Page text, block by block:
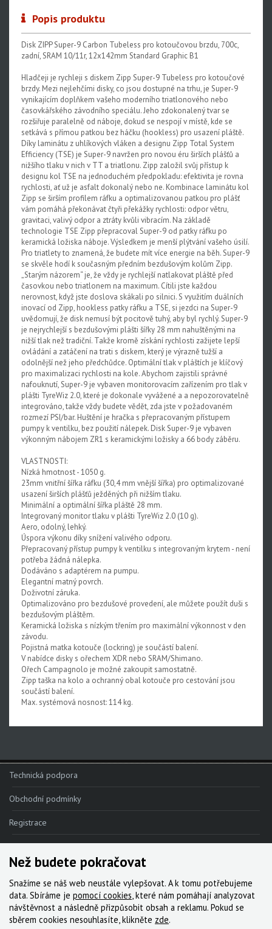
Popis produktu
Disk ZIPP Super-9 Carbon Tubeless pro kotoučovou brzdu, 700c,
zadní, SRAM 10/11r, 12x142mm Standard Graphic B1
Hladčeji je rychleji s diskem Zipp Super-9 Tubeless pro kotoučové
brzdy. Mezi nejlehčími disky, co jsou dostupné na trhu, je Super-9
vynikajícím doplňkem vašeho moderního triatlonového nebo
časovkářského závodního speciálu. Jeho zdokonalený tvar se
rozšiřuje paralelně od náboje, dokud se nespojí v místě, kde se
setkává s přímou patkou bez háčku (hookless) pro usazení pláště.
Díky laminátu z uhlíkových vláken a designu Zipp Total System
Efficiency (TSE) je Super-9 navržen pro novou éru širších plášťů a
nižšího tlaku v nich v TT a triatlonu. Zipp založil svůj přístup k
designu kol TSE na jednoduchém předpokladu: efektivita je rovna
rychlosti, ať už je asfalt dokonalý nebo ne. Kombinace laminátu kol
Zipp se širším profilem ráfku a optimalizovanou patkou pro plášť
vám pomáhá překonávat čtyři překážky rychlosti: odpor větru,
gravitaci, valivý odpor a ztráty kvůli vibracím. Na základě
technologie TSE Zipp přepracoval Super-9 od patky ráfku po
keramická ložiska náboje. Výsledkem je menší plýtvání vašeho úsilí.
Pro triatlety to znamená, že budete mít více energie na běh. Super-9
se skvěle hodí k současným předním bezdušovým kolům Zipp.
„Starým názorem“ je, že vždy je rychlejší natlakovat pláště před
časovkou nebo triatlonem na maximum. Cítili jste každou
nerovnost, když jste doslova skákali po silnici. S využitím duálních
inovací od Zipp, hookless patky ráfku a TSE, si jezdci na Super-9
uvědomují, že disk nemusí být pocitově tuhý, aby byl rychlý. Super-9
je nejrychlejší s bezdušovými plášti šířky 28 mm nahuštěnými na
nižší tlak než tradiční. Takže kromě získání rychlosti zažijete lepší
ovládání a zatáčení na trati s diskem, který je výrazně tužší a
odolnější než jeho předchůdce. Optimální tlak v pláštích je klíčový
pro maximalizaci rychlosti na kole. Abychom zajistili správné
nafouknutí, Super-9 je vybaven monitorovacím zařízením pro tlak v
plášti TyreWiz 2.0, které je dokonale vyvážené a a nepozorovatelně
integrováno, takže vždy budete vědět, zda jste v požadovaném
rozmezí PSI/bar. Huštění je hračka s přepracovaným přístupem
pumpy k ventilku, bez použití nálepek. Disk Super-9 je vybaven
výkonným nábojem ZR1 s keramickými ložisky a 66 body záběru.
VLASTNOSTI:
Nízká hmotnost - 1050 g.
23mm vnitřní šířka ráfku (30,4 mm vnější šířka) pro optimalizované
usazení širších plášťů ježděných při nižším tlaku.
Minimální a optimální šířka pláště 28 mm.
Integrovaný monitor tlaku v plášti TyreWiz 2.0 (10 g).
Aero, odolný, lehký.
Úspora výkonu díky snížení valivého odporu.
Přepracovaný přístup pumpy k ventilku s integrovaným krytem - není
potřeba žádná nálepka.
Dodáváno s adaptérem na pumpu.
Elegantní matný povrch.
Doživotní záruka.
Optimalizováno pro bezdušové provedení, ale můžete použít duši s
bezdušovým pláštěm.
Keramická ložiska s nízkým třením pro maximální výkonnost v den
závodu.
Pojistná matka kotouče (lockring) je součástí balení.
V nabídce disky s ořechem XDR nebo SRAM/Shimano.
Ořech Campagnolo je možné zakoupit samostatně.
Zipp taška na kolo a ochranný obal kotouče pro cestování jsou
součástí balení.
Max. systémová nosnost: 114 kg.
Technická podpora
Obchodní podmínky
Registrace
Reklamace
Kde nakoupit
Kontakt
Servis
Než budete pokračovat
Snažíme se náš web neustále vylepšovat. A k tomu potřebujeme
data. Sbíráme je pomocí cookies, které nám pomáhají analyzovat
návštěvnost a následně přizpůsobit obsah a reklamu. Pokud se
sběrem cookies nesouhlasíte, klikněte zde.